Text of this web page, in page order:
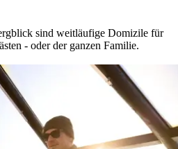
sind weitläufige Domizile für
- oder der ganzen Familie.